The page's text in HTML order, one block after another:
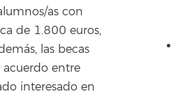
as con
de 1.800 euros,
las becas
acuerdo entre
interesado en